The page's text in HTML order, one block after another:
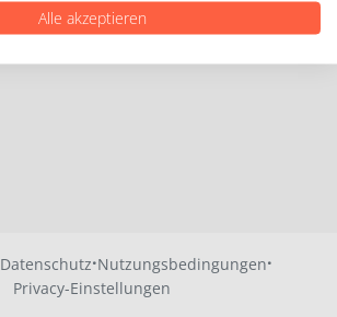
Datenschutz·Nutzungsbedingungen·
Privacy-Einstellungen
Alle akzeptieren